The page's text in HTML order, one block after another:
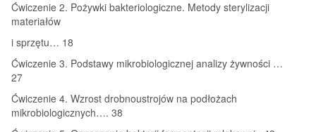
Ćwiczenie 2. Pożywki bakteriologiczne. Metody sterylizacji
materiałów
i sprzętu… 18
Ćwiczenie 3. Podstawy mikrobiologicznej analizy żywności …
27
Ćwiczenie 4. Wzrost drobnoustrojów na podłożach
mikrobiologicznych…. 38